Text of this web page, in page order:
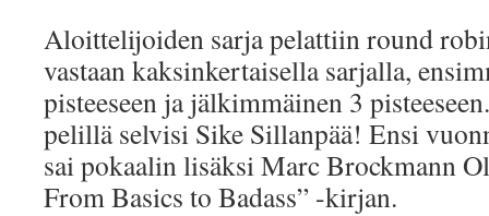
Aloittelijoiden sarja pelattiin round
vastaan kaksinkertaisella sarjalla,
pisteeseen ja jälkimmäinen 3
pelillä selvisi Sike Sillanpää! Ensi
sai pokaalin lisäksi Marc Brockmann
From Basics to Badass” -kirjan.